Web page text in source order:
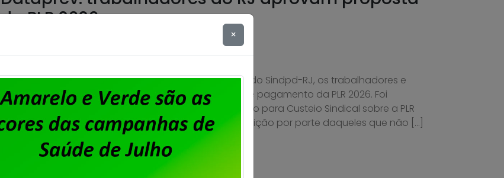
da PLR 2026
Publicado porImprensaem31/07/2026.
Em assembleia realizada ontem, 30 de julho, na sede do Sindpd-RJ, os trabalhadores e
trabalhadoras da Dataprev aprovaram a proposta de pagamento da PLR 2026. Foi
aprovada também a cobrança de 6% de Contribuição para Custeio Sindical sobre a PLR
2026, com desconto limitado a 240,00 e direito a oposição por parte daqueles que não […]
Saiba mais
×